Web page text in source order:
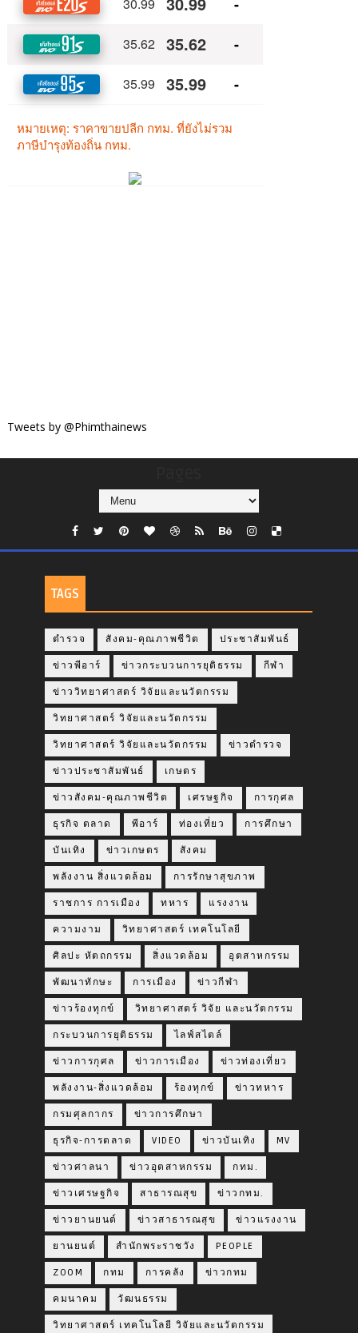
Tweets by @Phimthainews
TAGS
ตำรวจ สังคม-คุณภาพชีวิต ประชาสัมพันธ์
ข่าวพีอาร์ ข่าวกระบวนการยุติธรรม กีฬา
ข่าววิทยาศาสตร์ วิจัยและนวัตกรรม
วิทยาศาสตร์ วิจัยและนวัตกรรม
วิทยาศาสตร์ วิจัยและนวัตกรรม ข่าวตำรวจ
ข่าวประชาสัมพันธ์ เกษตร
ข่าวสังคม-คุณภาพชีวิต เศรษฐกิจ การกุศล
ธุรกิจ ตลาด พีอาร์ ท่องเที่ยว การศึกษา
บันเทิง ข่าวเกษตร สังคม
พลังงาน สิ่งแวดล้อม การรักษาสุขภาพ
ราชการ การเมือง ทหาร แรงงาน
ความงาม วิทยาศาสตร์ เทคโนโลยี
ศิลปะ หัตถกรรม สิ่งแวดล้อม อุตสาหกรรม
พัฒนาทักษะ การเมือง ข่าวกีฬา
ข่าวร้องทุกข์ วิทยาศาสตร์ วิจัย และนวัตกรรม
กระบวนการยุติธรรม ไลฟ์สไตล์
ข่าวการกุศล ข่าวการเมือง ข่าวท่องเที่ยว
พลังงาน-สิ่งแวดล้อม ร้องทุกข์ ข่าวทหาร
กรมศุลกากร ข่าวการศึกษา
ธุรกิจ-การตลาด VIDEO ข่าวบันเทิง MV
ข่าวศาลนา ข่าวอุตสาหกรรม กทม.
ข่าวเศรษฐกิจ สาธารณสุข ข่าวกทม.
ข่าวยานยนต์ ข่าวสาธารณสุข ข่าวแรงงาน
ยานยนต์ สำนักพระราชวัง PEOPLE
ZOOM กทม การคลัง ข่าวกทม
คมนาคม วัฒนธรรม
วิทยาศาสตร์ เทคโนโลยี วิจัยและนวัตกรรม